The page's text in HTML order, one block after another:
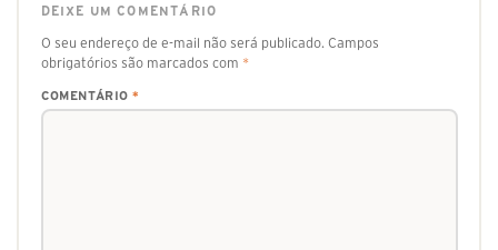
DEIXE UM COMENTÁRIO
O seu endereço de e-mail não será publicado. Campos
obrigatórios são marcados com *
COMENTÁRIO *